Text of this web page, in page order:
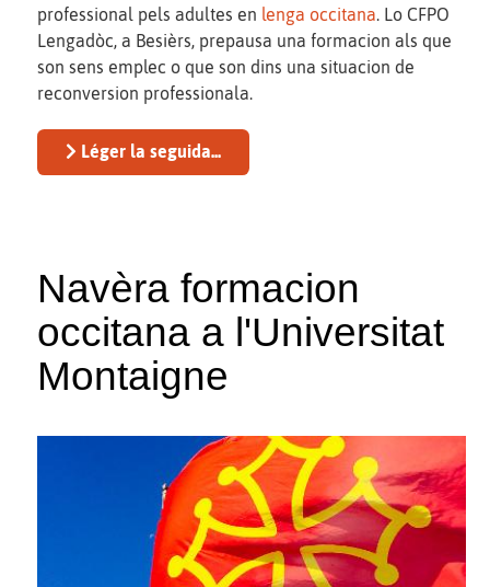
professional pels adultes en lenga occitana. Lo CFPO
Lengadòc, a Besièrs, prepausa una formacion als que
son sens emplec o que son dins una situacion de
reconversion professionala.
Léger la seguida...
Navèra formacion
occitana a l'Universitat
Montaigne